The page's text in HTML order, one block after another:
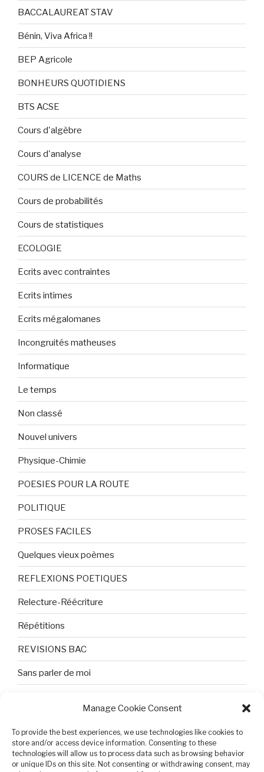
Manage Cookie Consent
To provide the best experiences, we use technologies like cookies to
store and/or access device information. Consenting to these
technologies will allow us to process data such as browsing behavior
or unique IDs on this site. Not consenting or withdrawing consent, may
BACCALAUREAT STAV
Bénin, Viva Africa !!
BEP Agricole
BONHEURS QUOTIDIENS
BTS ACSE
Cours d'algèbre
Cours d'analyse
COURS de LICENCE de Maths
Cours de probabilités
Cours de statistiques
ECOLOGIE
Ecrits avec contraintes
Ecrits intimes
Ecrits mégalomanes
Incongruités matheuses
Informatique
Le temps
Non classé
Nouvel univers
Physique-Chimie
POESIES POUR LA ROUTE
POLITIQUE
PROSES FACILES
Quelques vieux poèmes
REFLEXIONS POETIQUES
Relecture-Réécriture
Répétitions
REVISIONS BAC
Sans parler de moi
Tristesse et attente
Variable complexe